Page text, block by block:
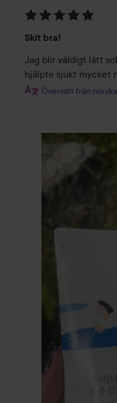
5
av
5
Skit bra!
Jag blir väldigt lätt
hjälpte sjukt mycket
Översatt från norska